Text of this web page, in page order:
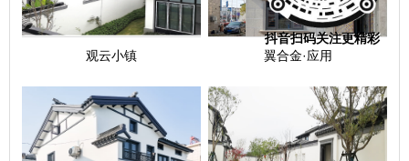
抖音扫码关注更精彩
观云小镇 翼合金·应用